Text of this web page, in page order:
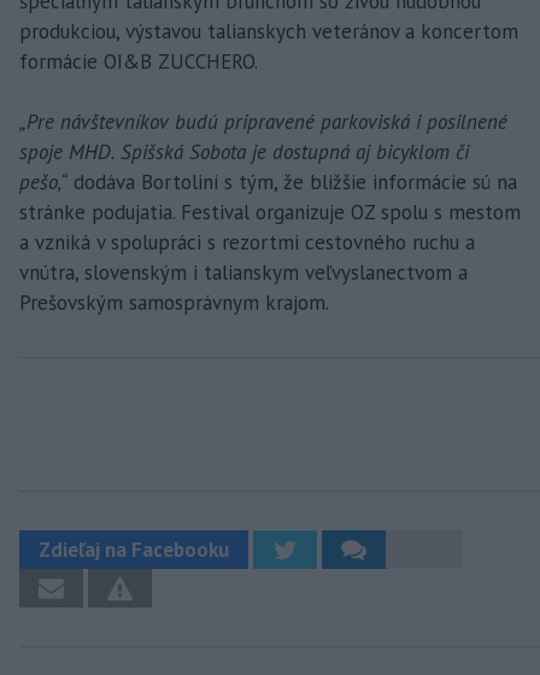
produkciou, výstavou talianskych veteránov a koncertom
formácie OI&B ZUCCHERO.
„Pre návštevníkov budú pripravené parkoviská i posilnené
spoje MHD. Spišská Sobota je dostupná aj bicyklom či
pešo,“ dodáva Bortolini s tým, že bližšie informácie sú na
stránke podujatia. Festival organizuje OZ spolu s mestom
a vzniká v spolupráci s rezortmi cestovného ruchu a
vnútra, slovenským i talianskym veľvyslanectvom a
Prešovským samosprávnym krajom.
Zdieľaj na Facebooku